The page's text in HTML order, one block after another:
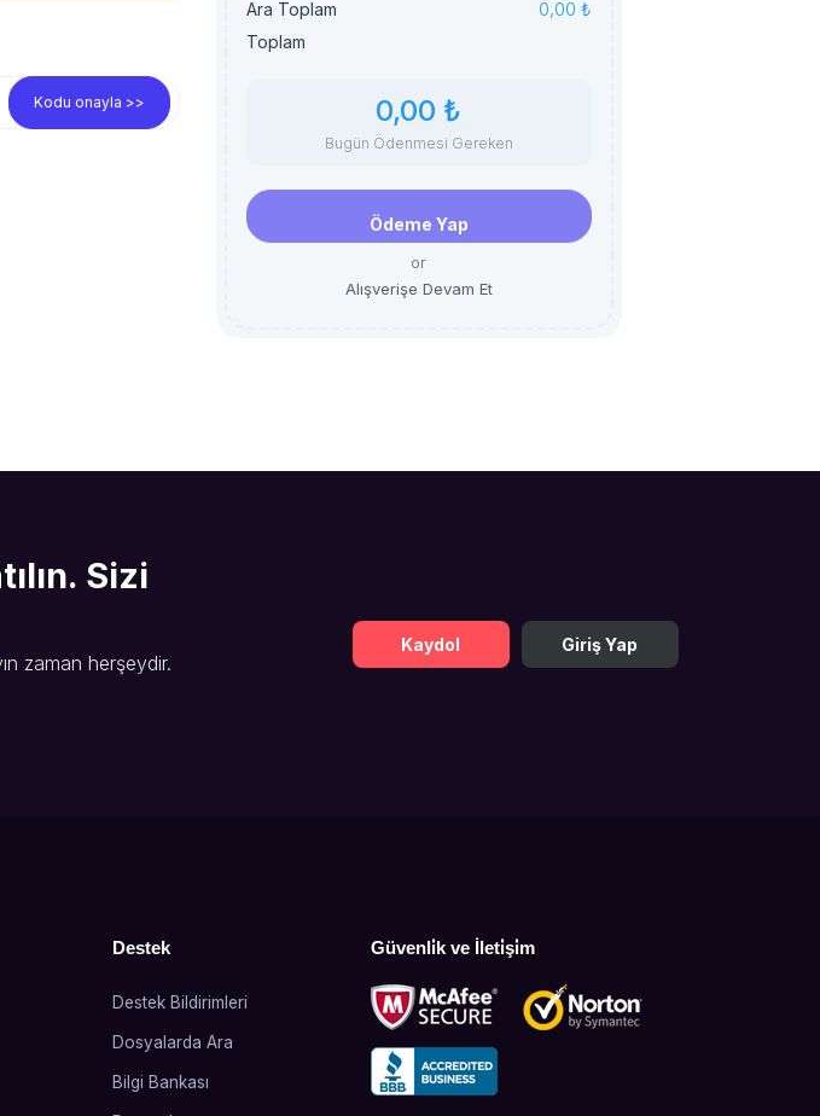
Kodu onayla >>
Ara Toplam 0,00 ₺
Toplam
0,00 ₺
Bugün Ödenmesi Gereken
Ödeme Yap
or
Alışverişe Devam Et
Sizi
zaman herşeydir.
Kaydol Giriş Yap
Destek
Destek Bildirimleri
Dosyalarda Ara
Bilgi Bankası
Güvenli̇k ve İleti̇şi̇m